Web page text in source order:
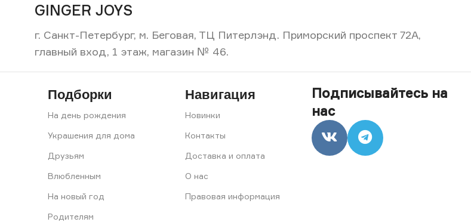
GINGER JOYS
г. Санкт-Петербург, м. Беговая, ТЦ Питерлэнд. Приморский проспект 72А,
главный вход, 1 этаж, магазин № 46.
Подборки
На день рождения
Украшения для дома
Друзьям
Влюбленным
На новый год
Родителям
Навигация
Новинки
Контакты
Доставка и оплата
О нас
Правовая информация
Подписывайтесь на
нас